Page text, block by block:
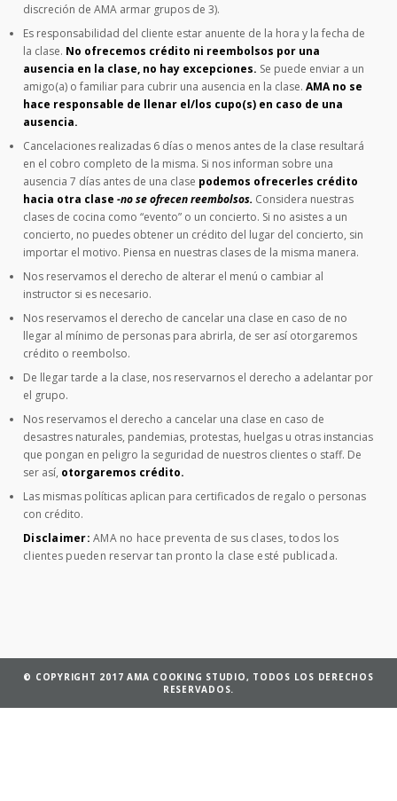
discreción de AMA armar grupos de 3).
Es responsabilidad del cliente estar anuente de la hora y la fecha de
la clase. No ofrecemos crédito ni reembolsos por una
ausencia en la clase, no hay excepciones. Se puede enviar a un
amigo(a) o familiar para cubrir una ausencia en la clase.AMA no se
hace responsable de llenar el/los cupo(s) en caso de una
ausencia.
Cancelaciones realizadas 6 días o menos antes de la clase resultará
en el cobro completo de la misma. Si nos informan sobre una
ausencia 7 días antes de una clase podemos ofrecerles crédito
hacia otra clase-no se ofrecen reembolsos. Considera nuestras
clases de cocina como “evento” o un concierto. Si no asistes a un
concierto, no puedes obtener un crédito del lugar del concierto, sin
importar el motivo. Piensa en nuestras clases de la misma manera.
Nos reservamos el derecho de alterar el menú o cambiar al
instructor si es necesario.
Nos reservamos el derecho de cancelar una clase en caso de no
llegar al mínimo de personas para abrirla, de ser así otorgaremos
crédito o reembolso.
De llegar tarde a la clase, nos reservarnos el derecho a adelantar por
el grupo.
Nos reservamos el derecho a cancelar una clase en caso de
desastres naturales, pandemias, protestas, huelgas u otras instancias
que pongan en peligro la seguridad de nuestros clientes o staff. De
ser así, otorgaremos crédito.
Las mismas políticas aplican para certificados de regalo o personas
con crédito.
Disclaimer: AMA no hace preventa de sus clases, todos los
clientes pueden reservar tan pronto la clase esté publicada.
© COPYRIGHT 2017 AMA COOKING STUDIO, TODOS LOS DERECHOS
RESERVADOS.